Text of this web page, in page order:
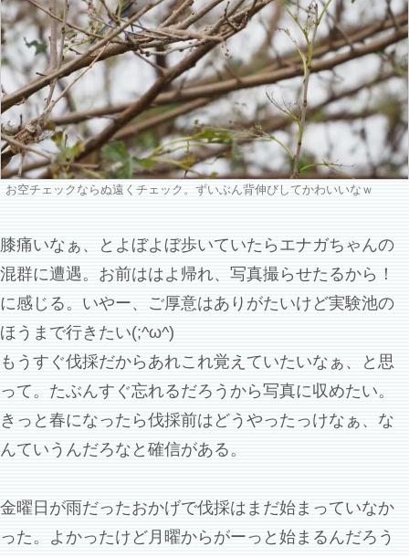
お空チェックならぬ遠くチェック。ずいぶん背伸びしてかわいいなｗ
膝痛いなぁ、とよぼよぼ歩いていたらエナガちゃんの
混群に遭遇。お前ははよ帰れ、写真撮らせたるから！
に感じる。いやー、ご厚意はありがたいけど実験池の
ほうまで行きたい(;^ω^)
もうすぐ伐採だからあれこれ覚えていたいなぁ、と思
って。たぶんすぐ忘れるだろうから写真に収めたい。
きっと春になったら伐採前はどうやったっけなぁ、な
んていうんだろなと確信がある。
金曜日が雨だったおかげで伐採はまだ始まっていなか
った。よかったけど月曜からがーっと始まるんだろう